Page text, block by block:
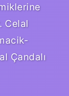
Celal
Çandalı